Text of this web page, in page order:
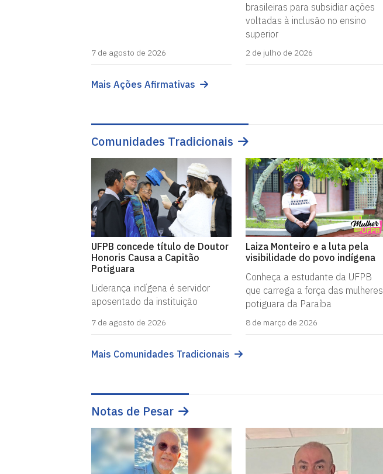
7 de agosto de 2026
brasileiras para subsidiar ações
voltadas à inclusão no ensino
superior
2 de julho de 2026
Mais Ações Afirmativas
Comunidades Tradicionais
UFPB concede título de Doutor
Honoris Causa a Capitão
Potiguara
Liderança indígena é servidor
aposentado da instituição
7 de agosto de 2026
Laiza Monteiro e a luta pela
visibilidade do povo indígena
Conheça a estudante da UFPB
que carrega a força das mulheres
potiguara da Paraíba
8 de março de 2026
Mais Comunidades Tradicionais
Notas de Pesar